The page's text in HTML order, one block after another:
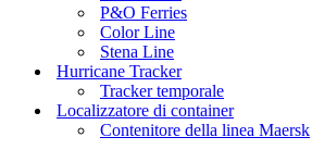
P&O Ferries
Color Line
Stena Line
Hurricane Tracker
Tracker temporale
Localizzatore di container
Contenitore della linea Maersk